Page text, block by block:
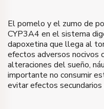
El pomelo y el zumo de
CYP3A4 en el sistema
dapoxetina que llega al
efectos adversos nocivos
alteraciones del sueño,
importante no consumir
evitar efectos